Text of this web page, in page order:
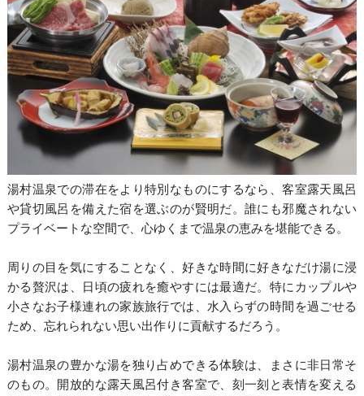
湯村温泉での滞在をより特別なものにするなら、客室露天風呂
や貸切風呂を備えた宿を選ぶのが賢明だ。誰にも邪魔されない
プライベートな空間で、心ゆくまで温泉の恵みを堪能できる。
周りの目を気にすることなく、好きな時間に好きなだけ湯に浸
かる贅沢は、日頃の疲れを癒やすには最適だ。特にカップルや
小さなお子様連れの家族旅行では、水入らずの時間を過ごせる
ため、忘れられない思い出作りに貢献するだろう。
湯村温泉の豊かな湯を独り占めできる体験は、まさに非日常そ
のもの。開放的な露天風呂付き客室で、刻一刻と表情を変える